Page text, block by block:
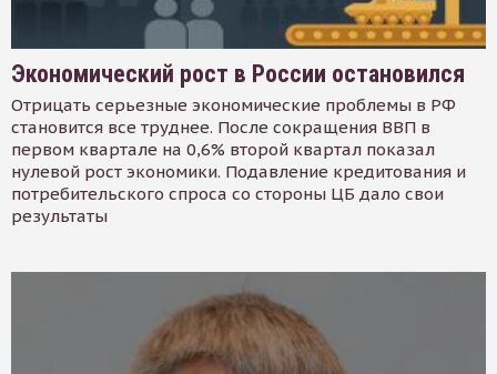
Экономический рост в России остановился
Отрицать серьезные экономические проблемы в РФ
становится все труднее. После сокращения ВВП в
первом квартале на 0,6% второй квартал показал
нулевой рост экономики. Подавление кредитования и
потребительского спроса со стороны ЦБ дало свои
результаты